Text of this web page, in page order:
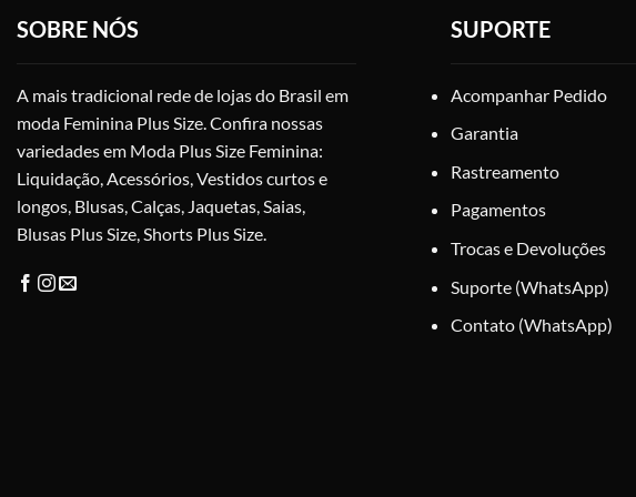
do
produto
SOBRE NÓS
A mais tradicional rede de lojas do Brasil em
moda Feminina Plus Size. Confira nossas
variedades em Moda Plus Size Feminina:
Liquidação, Acessórios, Vestidos curtos e
longos, Blusas, Calças, Jaquetas, Saias,
Blusas Plus Size, Shorts Plus Size.
SUPORTE
Acompanhar Pedido
Garantia
Rastreamento
Pagamentos
Trocas e Devoluções
Suporte (WhatsApp)
Contato (WhatsApp)